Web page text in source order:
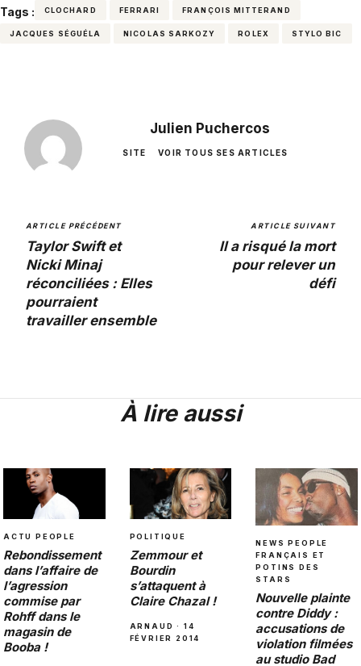
Tags : CLOCHARD FERRARI FRANÇOIS MITTERAND
JACQUES SÉGUÉLA NICOLAS SARKOZY ROLEX STYLO BIC
Julien Puchercos
SITE VOIR TOUS SES ARTICLES
ARTICLE PRÉCÉDENT
Taylor Swift et
Nicki Minaj
réconciliées : Elles
pourraient
travailler ensemble
ARTICLE SUIVANT
Il a risqué la mort
pour relever un
défi
À lire aussi
ACTU PEOPLE
Rebondissement
dans l’affaire de
l’agression
commise par
Rohff dans le
magasin de
Booba !
POLITIQUE
Zemmour et
Bourdin
s’attaquent à
Claire Chazal !
ARNAUD · 14
FÉVRIER 2014
NEWS PEOPLE
FRANÇAIS ET
POTINS DES
STARS
Nouvelle plainte
contre Diddy :
accusations de
violation filmées
au studio Bad